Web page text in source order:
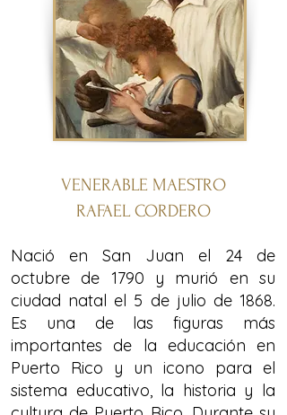
VENERABLE MAESTRO
RAFAEL CORDERO
Nació en San Juan el 24 de
octubre de 1790 y murió en su
ciudad natal el 5 de julio de 1868.
Es una de las figuras más
importantes de la educación en
Puerto Rico y un icono para el
sistema educativo, la historia y la